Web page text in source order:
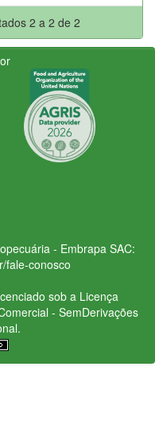
2 a 2 de 2
- Embrapa SAC:
fale-conosco
sob a Licença
- SemDerivações